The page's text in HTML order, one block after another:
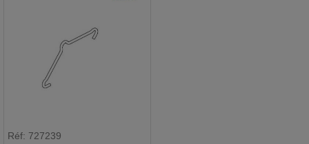
Réf: 727239